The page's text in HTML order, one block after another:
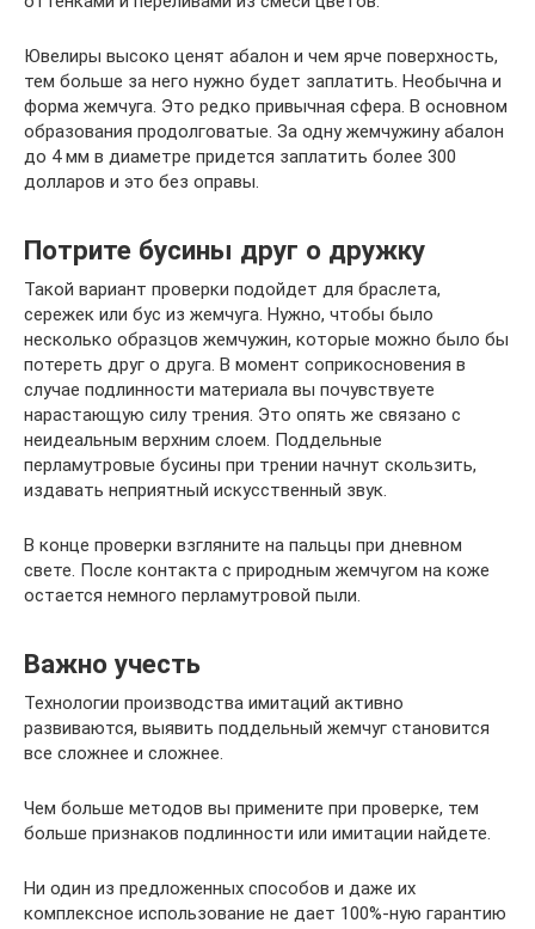
Ювелиры высоко ценят абалон и чем ярче поверхность,
тем больше за него нужно будет заплатить. Необычна и
форма жемчуга. Это редко привычная сфера. В основном
образования продолговатые. За одну жемчужину абалон
до 4 мм в диаметре придется заплатить более 300
долларов и это без оправы.
Потрите бусины друг о дружку
Такой вариант проверки подойдет для браслета,
сережек или бус из жемчуга. Нужно, чтобы было
несколько образцов жемчужин, которые можно было бы
потереть друг о друга. В момент соприкосновения в
случае подлинности материала вы почувствуете
нарастающую силу трения. Это опять же связано с
неидеальным верхним слоем. Поддельные
перламутровые бусины при трении начнут скользить,
издавать неприятный искусственный звук.
В конце проверки взгляните на пальцы при дневном
свете. После контакта с природным жемчугом на коже
остается немного перламутровой пыли.
Важно учесть
Технологии производства имитаций активно
развиваются, выявить поддельный жемчуг становится
все сложнее и сложнее.
Чем больше методов вы примените при проверке, тем
больше признаков подлинности или имитации найдете.
Ни один из предложенных способов и даже их
комплексное использование не дает 100%-ную гарантию